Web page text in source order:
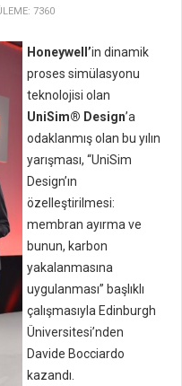
7360
Honeywell’in dinamik
proses simülasyonu
teknolojisi olan
UniSim® Design’a
odaklanmış olan bu yılın
yarışması, “UniSim
Design’ın
özelleştirilmesi:
membran ayırma ve
bunun, karbon
yakalanmasına
uygulanması” başlıklı
çalışmasıyla Edinburgh
Üniversitesi’nden
Davide Bocciardo
kazandı.